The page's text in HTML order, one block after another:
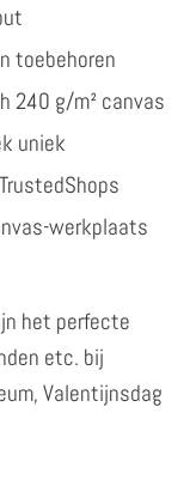
toebehoren
240 g/m² canvas
uniek
werkplaats
het perfecte
etc. bij
Valentijnsdag